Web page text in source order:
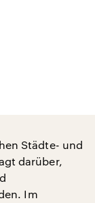
Städte- und
darüber,
Im